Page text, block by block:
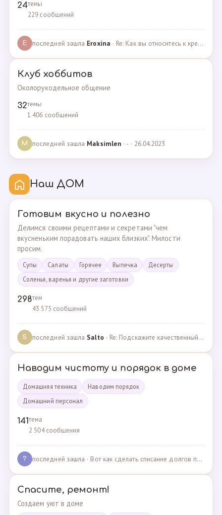
24темы
229 сообщений
E последней зашла Eroxina · Re: Как вы относитесь к кредитам? · 06.04.2025
Клуб хоббитов
Околорукодельное общение
32темы
1 406 сообщений
M последней зашла Maksimlen · - · 26.04.2023
Наш ДОМ
Готовим вкусно и полезно
Делимся своими рецептами и секретами "чем
вкусненьким порадовать наших близких". Милости
просим.
Супы Cалаты Горячее Выпечка
Десерты
Соленья, варенья и другие заготовки
298тем
43 575 сообщений
S последней зашла Salto · Re: Подскажите качественный и крепкий капсульный ко… · 01.09.2024
Наводим чистоту и порядок в доме
Домашняя техника
Наводим порядок
Домашний персонал
141тема
2 504 сообщения
? последней зашла · Вот как сделать списание долгов по жкх? · 02.05.2025
Спасите, ремонт!
Создаем уют в доме